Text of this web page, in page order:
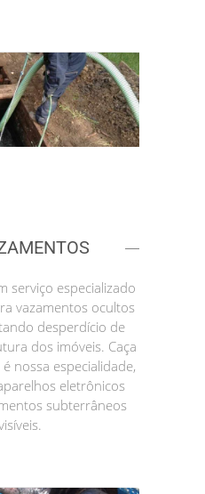
serviço especializado
vazamentos ocultos
desperdício de
dos imóveis. Caça
nossa especialidade,
eletrônicos
subterrâneos